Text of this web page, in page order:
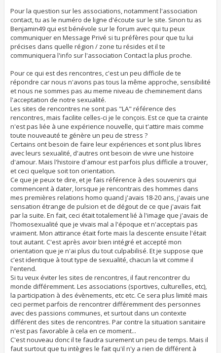
e
Pour la question sur les associations, notamment l'association
contact, tu as le numéro de ligne d'écoute sur le site. Sinon tu as
Benjamin49 qui est bénévole sur le forum avec qui tu peux
communiquer en Message Privé si tu préfères pour que tu lui
précises dans quelle région / zone tu résides et il te
communiquera l'info sur l'association Contact la plus proche.
Pour ce qui est des rencontres, c'est un peu difficile de te
répondre car nous n'avons pas tous la même approche, sensibilité
et nous ne sommes pas au meme niveau de cheminement dans
l'acceptation de notre sexualité.
Les sites de rencontres ne sont pas "LA" référence des
rencontres, mais facilite celles-ci je le conçois. Est ce que ta crainte
n'est pas liée à une expérience nouvelle, qui t'attire mais comme
toute nouveauté te génère un peu de stress ?
Certains ont besoin de faire leur expériences et sont plus libres
avec leurs sexualité, d'autres ont besoin de vivre une histoire
d'amour. Mais l'histoire d'amour est parfois plus difficile a trouver,
et ceci quelque soit ton orientation.
Ce que je peux te dire, et je fais référence à des souvenirs qui
commencent à dater, lorsque je rencontrais des hommes dans
mes premières relations homo quand j'avais 18-20 ans, j'avais une
sensation étrange de pulsion et de dégout de ce que j'avais fait
par la suite. En fait, ceci était totalement lié à l'image que j'avais de
l'homosexualité que je vivais mal a l'époque et n'acceptais pas
vraiment. Mon attirance était forte mais la descente ensuite l'était
tout autant. C'est après avoir bien intégré et accepté mon
orientation que je n'ai plus du tout culpabilisé. Et je suppose que
c'est identique à tout type de sexualité, chacun la vit comme il
l'entend.
Si tu veux éviter les sites de rencontres, il faut rencontrer du
monde différemment. Les associations (sportives, culturelles, etc),
la participation à des évènements, etc etc. Ce sera plus limité mais
ceci permet parfois de rencontrer différemment des personnes
avec des passions communes, et surtout dans un contexte
différent des sites de rencontres. Par contre la situation sanitaire
n'est pas favorable à cela en ce moment...
C'est nouveau donc il te faudra surement un peu de temps. Mais il
faut surtout que tu intègres le fait qu'il n'y a rien de différent à